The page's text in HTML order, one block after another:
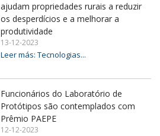
ajudam propriedades rurais a reduzir
os desperdícios e a melhorar a
produtividade
13-12-2023
Leer más: Tecnologias...
Funcionários do Laboratório de
Protótipos são contemplados com
Prêmio PAEPE
12-12-2023